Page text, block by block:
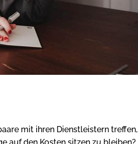
mit ihren Dienstleistern treffen,